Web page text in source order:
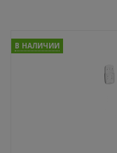
В НАЛИЧИИ